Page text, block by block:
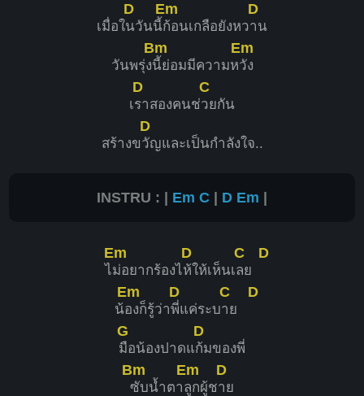
เมื่อใ
D
นวันนี้
Em
ก้อนเกลือยังหว
D
าน
วันพรุ่ง
Bm
นี้ย่อมมีความห
Em
วัง
เ
D
ราสองคนช่
C
วยกัน
สร้างข
D
วัญและเป็นกำลังใจ..
INSTRU : | Em C | D Em |
ไ
Em
ม่อยากร้องไ
D
ห้ให้เห็นเ
C
ลย
D
น้
Em
องก็รู้ว่า
D
พี่แค่ระบ
C
าย
D
G
มือน้องปาดแ
D
ก้มของพี่
Bm
ซับน้ำตา
Em
ลูกผู้ช
D
าย